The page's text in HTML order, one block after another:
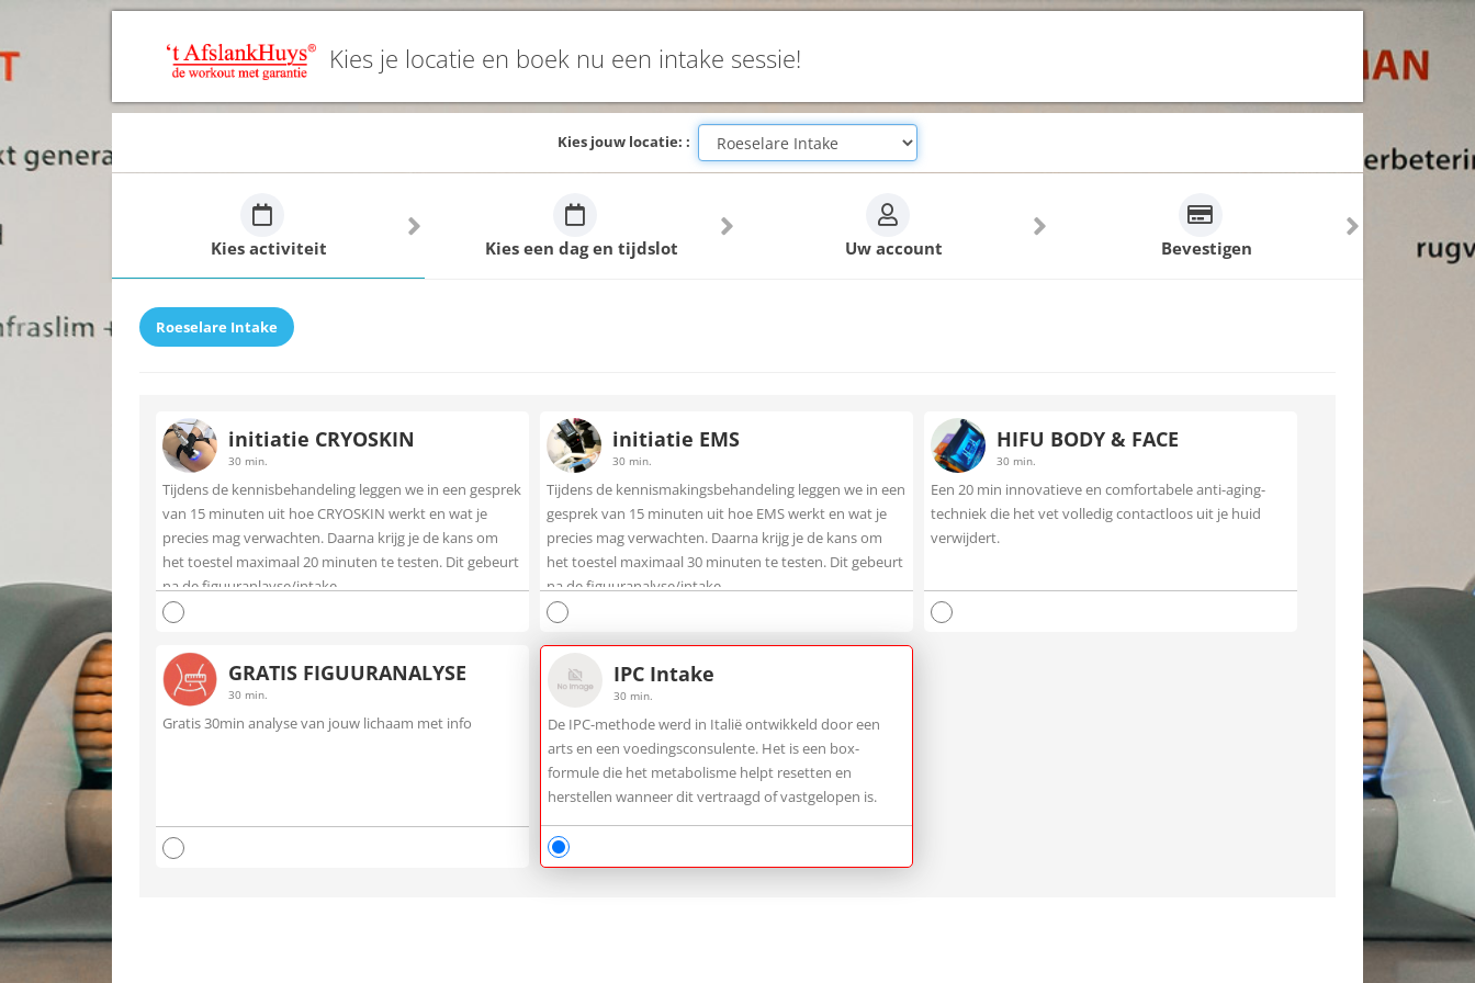
Kies je locatie en boek nu een intake sessie!
Kies jouw locatie: :
Kies activiteit Kies een dag en tijdslot Uw account Bevestigen
Roeselare Intake
initiatie CRYOSKIN
30 min.
Tijdens de kennisbehandeling leggen we in een gesprek
van 15 minuten uit hoe CRYOSKIN werkt en wat je
precies mag verwachten. Daarna krijg je de kans om
het toestel maximaal 20 minuten te testen. Dit gebeurt
na de figuuranlayse/intake
initiatie EMS
30 min.
Tijdens de kennismakingsbehandeling leggen we in een
gesprek van 15 minuten uit hoe EMS werkt en wat je
precies mag verwachten. Daarna krijg je de kans om
het toestel maximaal 30 minuten te testen. Dit gebeurt
na de figuuranalyse/intake.
HIFU BODY & FACE
30 min.
Een 20 min innovatieve en comfortabele anti-aging-
techniek die het vet volledig contactloos uit je huid
verwijdert.
GRATIS FIGUURANALYSE
30 min.
Gratis 30min analyse van jouw lichaam met info
IPC Intake
30 min.
De IPC-methode werd in Italië ontwikkeld door een
arts en een voedingsconsulente. Het is een box-
formule die het metabolisme helpt resetten en
herstellen wanneer dit vertraagd of vastgelopen is.